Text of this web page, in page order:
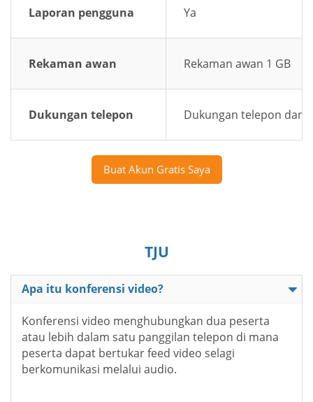
Laporan pengguna Ya
Rekaman awan Rekaman awan 1 GB
Dukungan telepon Dukungan telepon dan
Buat Akun Gratis Saya
TJU
Apa itu konferensi video?
Konferensi video menghubungkan dua peserta
atau lebih dalam satu panggilan telepon di mana
peserta dapat bertukar feed video selagi
berkomunikasi melalui audio.